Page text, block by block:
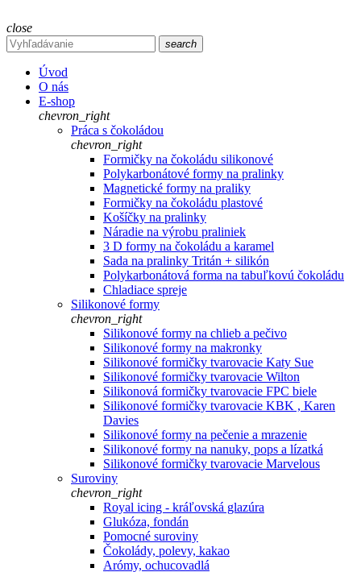
close
search
Úvod
O nás
E-shop
chevron_right
Práca s čokoládou
chevron_right
Formičky na čokoládu silikonové
Polykarbonátové formy na pralinky
Magnetické formy na praliky
Formičky na čokoládu plastové
Košíčky na pralinky
Náradie na výrobu praliniek
3 D formy na čokoládu a karamel
Sada na pralinky Tritán + silikón
Polykarbonátová forma na tabuľkovú čokoládu
Chladiace spreje
Silikonové formy
chevron_right
Silikonové formy na chlieb a pečivo
Silikonové formy na makronky
Silikonové formičky tvarovacie Katy Sue
Silikonové formičky tvarovacie Wilton
Silikonová formičky tvarovacie FPC biele
Silikonové formičky tvarovacie KBK , Karen
Davies
Silikonové formy na pečenie a mrazenie
Silikonové formy na nanuky, pops a lízatká
Silikonové formičky tvarovacie Marvelous
Suroviny
chevron_right
Royal icing - kráľovská glazúra
Glukóza, fondán
Pomocné suroviny
Čokolády, polevy, kakao
Arómy, ochucovadlá